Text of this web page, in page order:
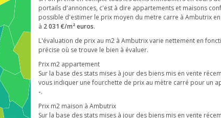
portails d'annonces, c'est à dire appartements et maisons
possible d'estimer le prix moyen du metre carre à Ambutrix
à 2 031 €/m² euros.
L'évaluation de prix au m2 à Ambutrix varie nettement en
précise où se trouve le bien à évaluer.
Prix m2 appartement
Sur la base des stats mises à jour des biens mis en vente
vous indiquer une fourchette de prix au mètre carré pour un
-.
Prix m2 maison à Ambutrix
Sur la base des stats mises à jour des biens mis en vente